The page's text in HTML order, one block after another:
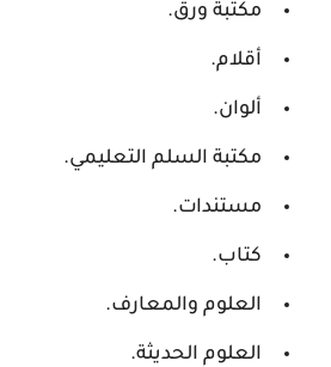
مكتبة ورق.
أقلام.
ألوان.
مكتبة السلم التعليمي.
مستندات.
كتاب.
العلوم والمعارف.
العلوم الحديثة.